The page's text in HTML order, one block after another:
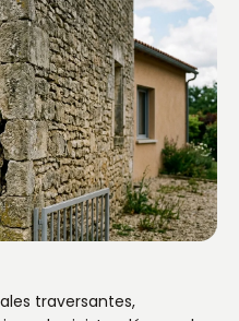
traversantes,